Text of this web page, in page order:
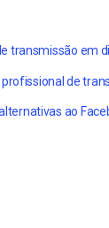
transmissão em